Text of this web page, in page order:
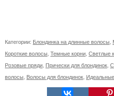
Категории: Блондинка на длинные волосы
Короткие волосы Темные корни Светлые
Розовые пряди Прически для блондинок
волосы Волосы для блондинок